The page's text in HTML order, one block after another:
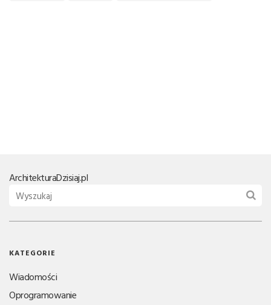
ArchitekturaDzisiaj.pl
KATEGORIE
Wiadomości
Oprogramowanie